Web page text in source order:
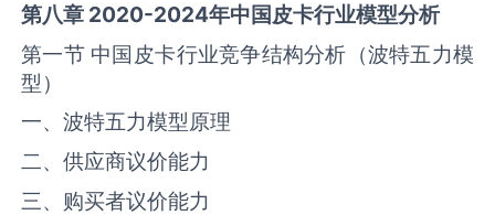
第八章 2020-2024年中国皮卡行业模型分析
第一节 中国‌‌皮卡‌‌‌行业竞争结构分析（波特五力模
型）
一、波特五力模型原理
二、供应商议价能力
三、购买者议价能力